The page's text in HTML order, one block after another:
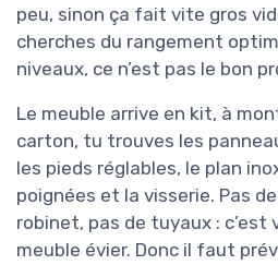
peu, sinon ça fait vite gros
cherches du rangement
niveaux, ce n’est pas le bon
Le meuble arrive en kit, à
carton, tu trouves les
les pieds réglables, le plan
poignées et la visserie. Pas
robinet, pas de tuyaux :
meuble évier. Donc il faut